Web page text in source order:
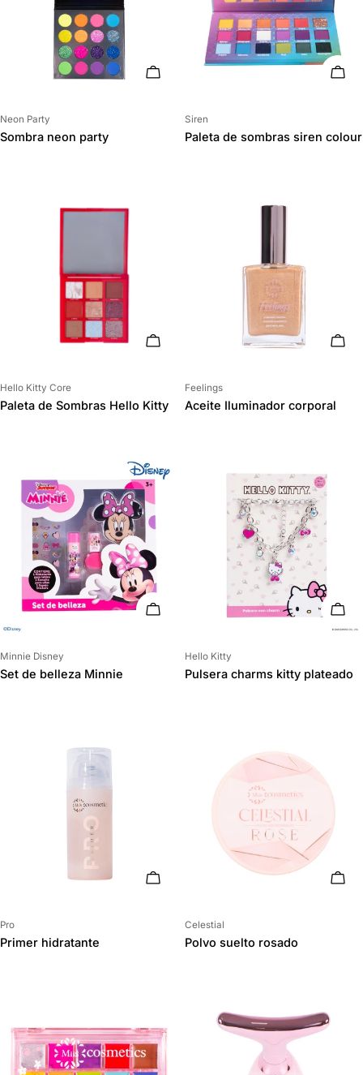
AÑADIR AL CARRITO
Proveedor:
Neon Party
Sombra neon party
Proveedor:
Siren
Paleta de sombras siren colour
AÑADIR AL CARRITO
Proveedor:
Hello Kitty Core
Paleta de Sombras Hello Kitty
Proveedor:
Feelings
Aceite Iluminador corporal
AÑADIR AL CARRITO
Proveedor:
Minnie Disney
Set de belleza Minnie
Proveedor:
Hello Kitty
Pulsera charms kitty plateado
AÑADIR AL CARRITO
Proveedor:
Pro
Primer hidratante
Proveedor:
Celestial
Polvo suelto rosado